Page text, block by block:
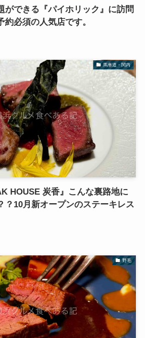
ができる『パイホリック』に訪問
約必須の人気店です。
馬車道・関内
HOUSE 炭香』こんな裏路地に
？10月新オープンのステーキレス
野毛